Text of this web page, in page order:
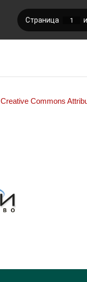
Creative Commons